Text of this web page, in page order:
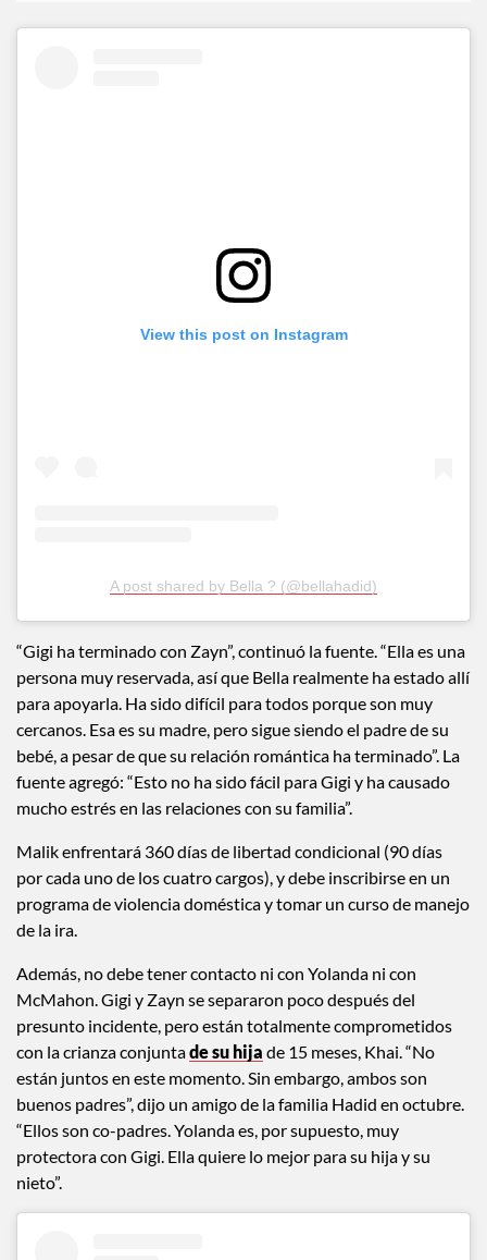
“Gigi ha terminado con Zayn”, continuó la fuente. “Ella es una
persona muy reservada, así que Bella realmente ha estado allí
para apoyarla. Ha sido difícil para todos porque son muy
cercanos. Esa es su madre, pero sigue siendo el padre de su
bebé, a pesar de que su relación romántica ha terminado”. La
fuente agregó: “Esto no ha sido fácil para Gigi y ha causado
Malik enfrentará 360 días de libertad condicional (90 días
por cada uno de los cuatro cargos), y debe inscribirse en un
programa de violencia doméstica y tomar un curso de manejo
Además, no debe tener contacto ni con Yolanda ni con
McMahon. Gigi y Zayn se separaron poco después del
presunto incidente, pero están totalmente comprometidos
con la crianza conjuntade su hijade 15 meses, Khai. “No
están juntos en este momento. Sin embargo, ambos son
buenos padres”, dijo un amigo de la familia Hadid en octubre.
“Ellos son co-padres. Yolanda es, por supuesto, muy
protectora con Gigi. Ella quiere lo mejor para su hija y su